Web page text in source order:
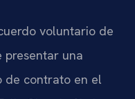
voluntario de
presentar una
de contrato en el